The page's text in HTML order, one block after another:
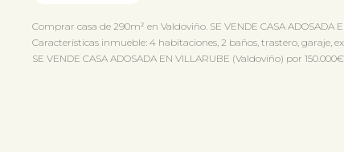
Comprar casa de 290m² en Valdoviño. SE VENDE CASA ADOSADA
Características inmueble: 4 habitaciones, 2 baños, trastero, garaje,
SE VENDE CASA ADOSADA EN VILLARUBE (Valdoviño) por